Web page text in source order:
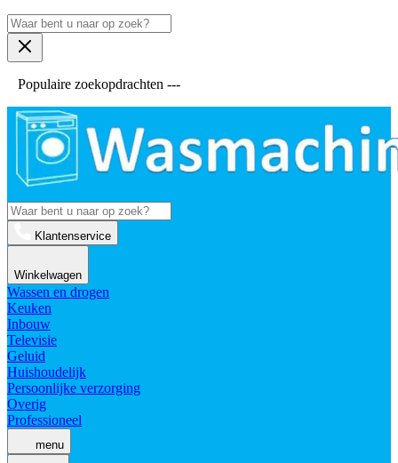
Populaire zoekopdrachten ---
Klantenservice
Winkelwagen
Wassen en drogen
Keuken
Inbouw
Televisie
Geluid
Huishoudelijk
Persoonlijke verzorging
Overig
Professioneel
menu